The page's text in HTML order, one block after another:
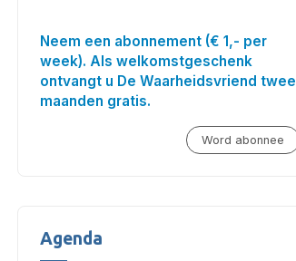
Neem een abonnement (€ 1,- per
week). Als welkomstgeschenk
ontvangt u De Waarheidsvriend twee
maanden gratis.
Word abonnee
Agenda